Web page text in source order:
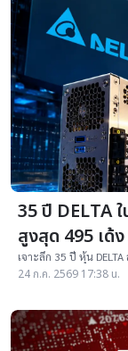
35 ปี DELTA
สูงสุด 495 เด้ง
เจาะลึก 35 ปี หุ้น
พุ่ง มาร์เก็ตแคปทะลุ
24 ก.ค. 2569 17:38 น.